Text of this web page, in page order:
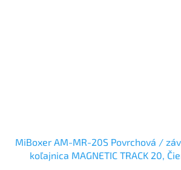
MiBoxer AM-MR-20S Povrchová /
koľajnica MAGNETIC TRACK 20,